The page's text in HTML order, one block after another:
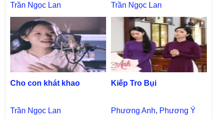
Trần Ngọc Lan Trần Ngọc Lan
Cho con khát khao
Trần Ngọc Lan
Kiếp Tro Bụi
Phương Anh, Phương Ý